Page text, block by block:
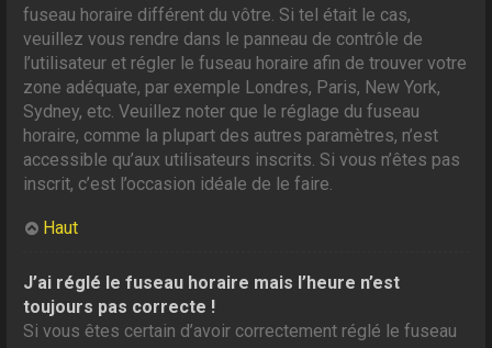
fuseau horaire différent du vôtre. Si tel était le cas,
veuillez vous rendre dans le panneau de contrôle de
l’utilisateur et régler le fuseau horaire afin de trouver votre
zone adéquate, par exemple Londres, Paris, New York,
Sydney, etc. Veuillez noter que le réglage du fuseau
horaire, comme la plupart des autres paramètres, n’est
accessible qu’aux utilisateurs inscrits. Si vous n’êtes pas
inscrit, c’est l’occasion idéale de le faire.
Haut
J’ai réglé le fuseau horaire mais l’heure n’est
toujours pas correcte !
Si vous êtes certain d’avoir correctement réglé le fuseau